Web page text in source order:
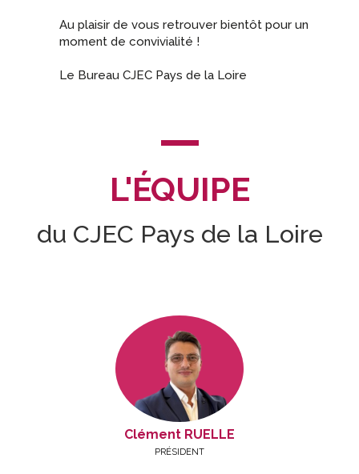
Au plaisir de vous retrouver bientôt pour un
moment de convivialité !
Le Bureau CJEC Pays de la Loire
L'ÉQUIPE
du CJEC Pays de la Loire
Clément RUELLE
PRÉSIDENT